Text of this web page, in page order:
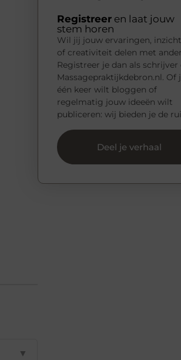
▼
Registreer en laat jouw
stem horen
Wil jij jouw ervaringen,
of creativiteit delen met
Registreer je dan als schrijver
Massagepraktijkdebron.nl. Of
één keer wilt bloggen of
regelmatig jouw ideeën wilt
publiceren: wij bieden je de
Deel je verhaal